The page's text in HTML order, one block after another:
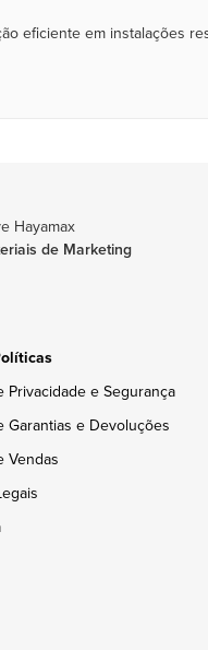
eficiente em instalações
Hayamax
de Marketing
Privacidade e Segurança
Garantias e Devoluções
Vendas